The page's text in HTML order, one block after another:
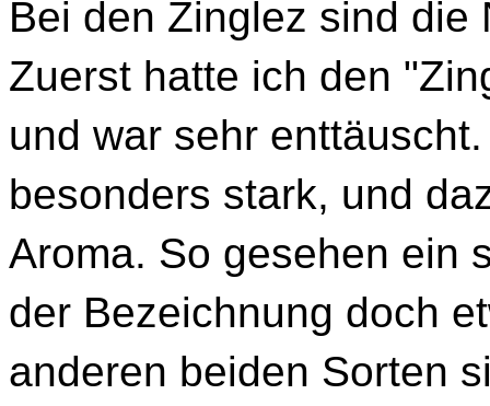
Bei den Zinglez sind die
Zuerst hatte ich den
und war sehr
besonders stark, und
Aroma. So gesehen ein
der Bezeichnung doch
anderen beiden Sorten